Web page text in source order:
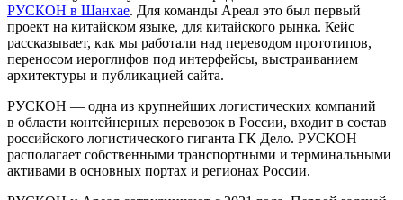
РУСКОН в Шанхае. Для команды Ареал это был первый
проект на китайском языке, для китайского рынка. Кейс
рассказывает, как мы работали над переводом прототипов,
переносом иероглифов под интерфейсы, выстраиванием
архитектуры и публикацией сайта.
РУСКОН — одна из крупнейших логистических компаний
в области контейнерных перевозок в России, входит в состав
российского логистического гиганта ГК Дело. РУСКОН
располагает собственными транспортными и терминальными
активами в основных портах и регионах России.